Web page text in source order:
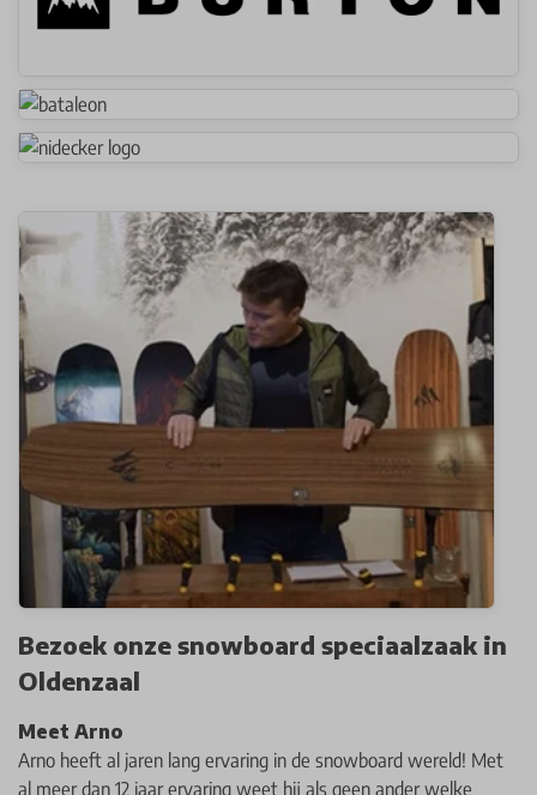
Bezoek onze snowboard speciaalzaak in
Oldenzaal
Meet Arno
Arno heeft al jaren lang ervaring in de snowboard wereld! Met
al meer dan 12 jaar ervaring weet hij als geen ander welke